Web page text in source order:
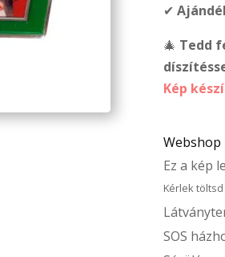
✔
🎄 Tedd
Kép
Webshop
Ez a kép
Kérlek
SOS